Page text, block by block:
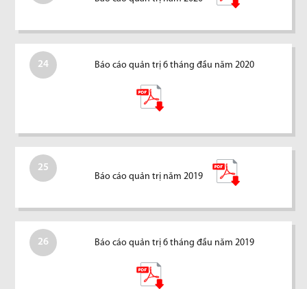
24 Báo cáo quản trị 6 tháng đầu năm 2020
25
Báo cáo quản trị năm 2019
26 Báo cáo quản trị 6 tháng đầu năm 2019